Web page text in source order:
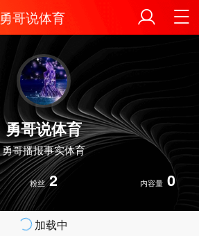
勇哥说体育
勇哥说体育
勇哥播报事实体育
粉丝 2 内容量 0
加载中